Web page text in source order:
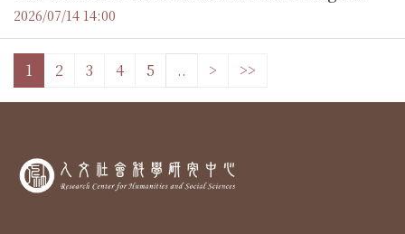
SAR Tomography
2026/07/14 14:00
1 2 3 4 5 .. > >>